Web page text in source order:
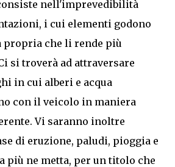
nell'imprevedibilità
i cui elementi godono
propria che li rende più
si troverà ad attraversare
in cui alberi e acqua
con il veicolo in maniera
Vi saranno inoltre
di eruzione, paludi, pioggia e
più ne metta, per un titolo che